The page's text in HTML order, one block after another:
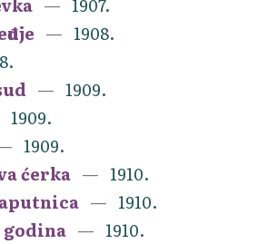
1908.
1909.
1909.
1909.
ćerka
1910.
1910.
godina
1910.